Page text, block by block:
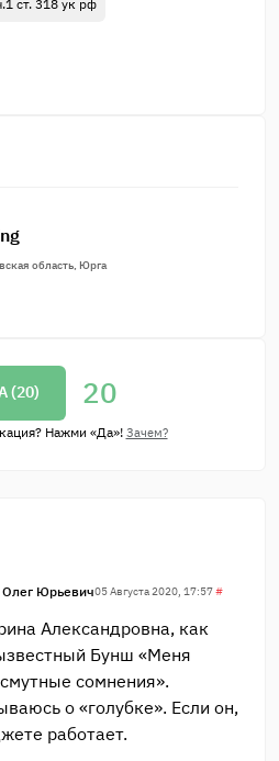
ст. 318 ук рф
область, Юрга
(20) 20
Нажми «Да»! Зачем?
Олег Юрьевич05 Августа 2020, 17:57#
Александровна, как
Бунш «Меня
сомнения».
о «голубке». Если он,
работает.